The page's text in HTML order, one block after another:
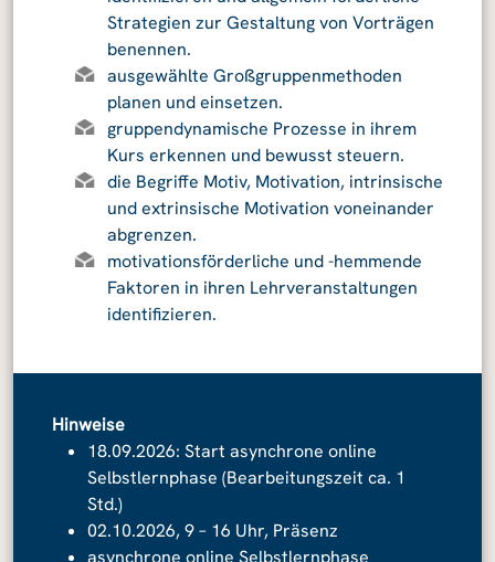
Strategien zur Gestaltung von Vorträgen
benennen.
ausgewählte Großgruppenmethoden
planen und einsetzen.
gruppendynamische Prozesse in ihrem
Kurs erkennen und bewusst steuern.
die Begriffe Motiv, Motivation, intrinsische
und extrinsische Motivation voneinander
abgrenzen.
motivationsförderliche und -hemmende
Faktoren in ihren Lehrveranstaltungen
identifizieren.
Hinweise
18.09.2026: Start asynchrone online
Selbstlernphase (Bearbeitungszeit ca. 1
Std.)
02.10.2026, 9 – 16 Uhr, Präsenz
asynchrone online Selbstlernphase